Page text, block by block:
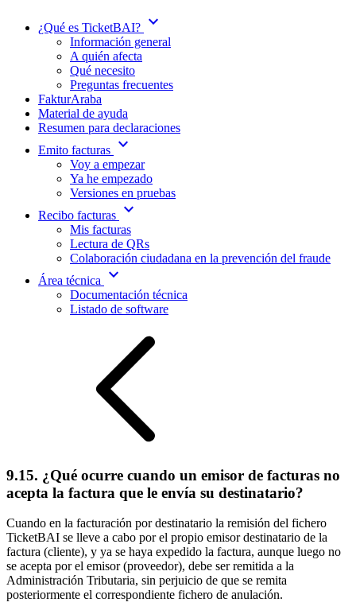
¿Qué es TicketBAI? expand_more
Información general
A quién afecta
Qué necesito
Preguntas frecuentes
FakturAraba
Material de ayuda
Resumen para declaraciones
Emito facturas expand_more
Voy a empezar
Ya he empezado
Versiones en pruebas
Recibo facturas expand_more
Mis facturas
Lectura de QRs
Colaboración ciudadana en la prevención del fraude
Área técnica
expand_more
Documentación técnica
Listado de software
9.15. ¿Qué ocurre cuando un emisor de facturas no
acepta la factura que le envía su destinatario?
Cuando en la facturación por destinatario la remisión del fichero
TicketBAI se lleve a cabo por el propio emisor destinatario de la
factura (cliente), y ya se haya expedido la factura, aunque luego no
se acepta por el emisor (proveedor), debe ser remitida a la
Administración Tributaria, sin perjuicio de que se remita
posteriormente el correspondiente fichero de anulación.